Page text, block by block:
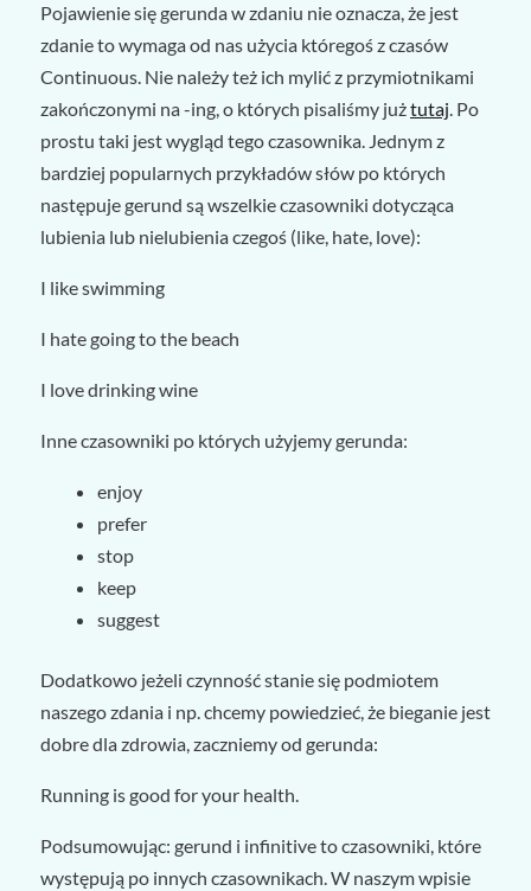
Pojawienie się gerunda w zdaniu nie oznacza, że jest
zdanie to wymaga od nas użycia któregoś z czasów
Continuous. Nie należy też ich mylić z przymiotnikami
zakończonymi na -ing, o których pisaliśmy jużtutaj. Po
prostu taki jest wygląd tego czasownika. Jednym z
bardziej popularnych przykładów słów po których
następuje gerund są wszelkie czasowniki dotycząca
lubienia lub nielubienia czegoś (like, hate, love):
I likeswimming
I hategoingto the beach
I lovedrinkingwine
Inne czasowniki po których użyjemy gerunda:
enjoy
prefer
stop
keep
suggest
Dodatkowo jeżeli czynność stanie się podmiotem
naszego zdania i np. chcemy powiedzieć, że bieganie jest
dobre dla zdrowia, zaczniemy od gerunda:
Running is good for your health.
Podsumowując: gerund i infinitive to czasowniki, które
występują po innych czasownikach. W naszym wpisie